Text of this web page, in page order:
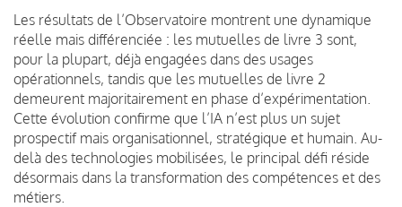
Les résultats de l’Observatoire montrent une dynamique
réelle mais différenciée : les mutuelles de livre 3 sont,
pour la plupart, déjà engagées dans des usages
opérationnels, tandis que les mutuelles de livre 2
demeurent majoritairement en phase d’expérimentation.
Cette évolution confirme que l’IA n’est plus un sujet
prospectif mais organisationnel, stratégique et humain. Au-
delà des technologies mobilisées, le principal défi réside
désormais dans la transformation des compétences et des
métiers.